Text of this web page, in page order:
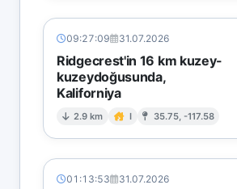
09:27:09 31.07.2026
Ridgecrest'in 16 km kuzey-
kuzeydoğusunda,
Kaliforniya
2.9 km I 35.75, -117.58
01:13:53 31.07.2026